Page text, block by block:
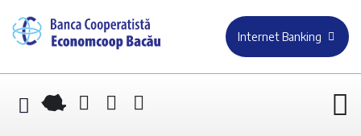
Internet Banking